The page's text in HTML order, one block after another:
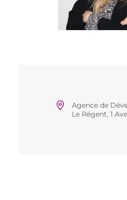
Agence de
Le Régent, 1